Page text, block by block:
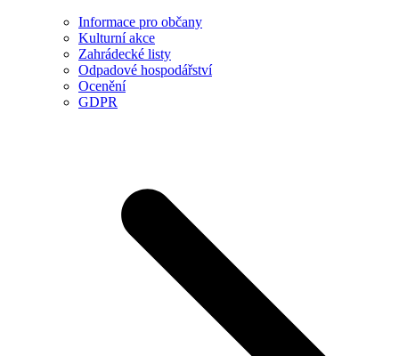
Informace pro občany
Kulturní akce
Zahrádecké listy
Odpadové hospodářství
Ocenění
GDPR